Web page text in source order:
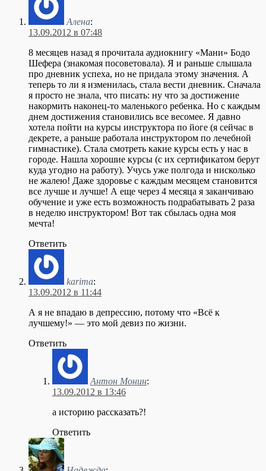
Алена:
13.09.2012 в 07:48
8 месяцев назад я прочитала аудиокнигу «Мани» Бодо
Шефера (знакомая посоветовала). Я и раньше слышала
про дневник успеха, но не придала этому значения. А
теперь то ли я изменилась, стала вести дневник. Сначала
я просто не знала, что писать: ну что за достижение
накормить наконец-то маленького ребенка. Но с каждым
днем достижения становились все весомее. Я давно
хотела пойти на курсы инструктора по йоге (я сейчас в
декрете, а раньше работала инструктором по лечебной
гимнастике). Стала смотреть какие курсы есть у нас в
городе. Нашла хорошие курсы (с их сертификатом берут
куда угодно на работу). Учусь уже полгода и нисколько
не жалею! Даже здоровье с каждым месяцем становится
все лучше и лучше! А еще через 4 месяца я заканчиваю
обучение и уже есть возможность подрабатывать 2 раза
в неделю инструктором! Вот так сбылась одна моя
мечта!
Ответить
karima:
13.09.2012 в 11:44
А я не впадаю в депрессию, потому что «Всё к
лучшему!» — это мой девиз по жизни.
Ответить
Антон Монин:
13.09.2012 в 13:46
а историю рассказать?!
Ответить